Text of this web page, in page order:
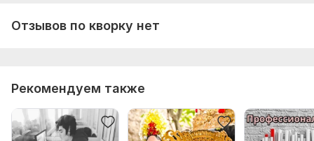
Отзывов по кворку нет
Рекомендуем также